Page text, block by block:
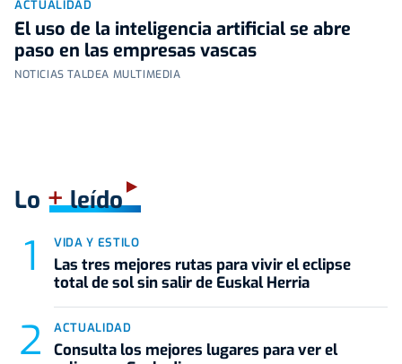
ACTUALIDAD
El uso de la inteligencia artificial se abre
paso en las empresas vascas
NOTICIAS TALDEA MULTIMEDIA
Lo +leído
VIDA Y ESTILO
Las tres mejores rutas para vivir el eclipse
total de sol sin salir de Euskal Herria
ACTUALIDAD
Consulta los mejores lugares para ver el